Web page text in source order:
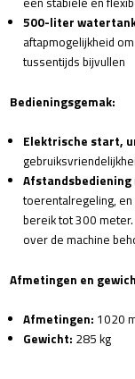
500-liter
aftapmogelijkheid
tussentijds bijvullen
Bedieningsgemak:
Elektrische start,
Afstandsbediening
toerentalregeling,
bereik tot 300
over de machine
Afmetingen en
Afmetingen: 1020
Gewicht: 285 kg